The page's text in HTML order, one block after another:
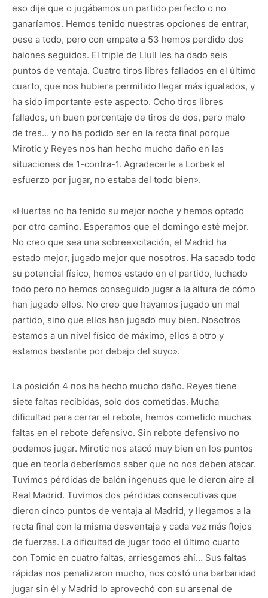
eso dije que o jugábamos un partido perfecto o no
ganaríamos. Hemos tenido nuestras opciones de entrar,
pese a todo, pero con empate a 53 hemos perdido dos
balones seguidos. El triple de Llull les ha dado seis
puntos de ventaja. Cuatro tiros libres fallados en el último
cuarto, que nos hubiera permitido llegar más igualados, y
ha sido importante este aspecto. Ocho tiros libres
fallados, un buen porcentaje de tiros de dos, pero malo
de tres… y no ha podido ser en la recta final porque
Mirotic y Reyes nos han hecho mucho daño en las
situaciones de 1-contra-1. Agradecerle a Lorbek el
esfuerzo por jugar, no estaba del todo bien».
«Huertas no ha tenido su mejor noche y hemos optado
por otro camino. Esperamos que el domingo esté mejor.
No creo que sea una sobreexcitación, el Madrid ha
estado mejor, jugado mejor que nosotros. Ha sacado todo
su potencial físico, hemos estado en el partido, luchado
todo pero no hemos conseguido jugar a la altura de cómo
han jugado ellos. No creo que hayamos jugado un mal
partido, sino que ellos han jugado muy bien. Nosotros
estamos a un nivel físico de máximo, ellos a otro y
estamos bastante por debajo del suyo».
La posición 4 nos ha hecho mucho daño. Reyes tiene
siete faltas recibidas, solo dos cometidas. Mucha
dificultad para cerrar el rebote, hemos cometido muchas
faltas en el rebote defensivo. Sin rebote defensivo no
podemos jugar. Mirotic nos atacó muy bien en los puntos
que en teoría deberíamos saber que no nos deben atacar.
Tuvimos pérdidas de balón ingenuas que le dieron aire al
Real Madrid. Tuvimos dos pérdidas consecutivas que
dieron cinco puntos de ventaja al Madrid, y llegamos a la
recta final con la misma desventaja y cada vez más flojos
de fuerzas. La dificultad de jugar todo el último cuarto
con Tomic en cuatro faltas, arriesgamos ahí… Sus faltas
rápidas nos penalizaron mucho, nos costó una barbaridad
jugar sin él y Madrid lo aprovechó con su arsenal de